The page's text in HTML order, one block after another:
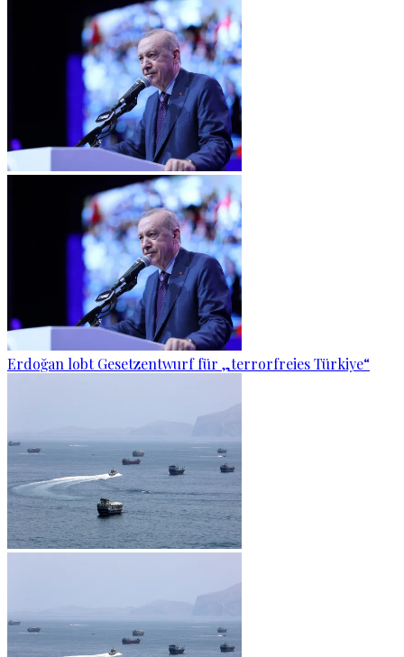
Erdoğan lobt Gesetzentwurf für „terrorfreies Türkiye“